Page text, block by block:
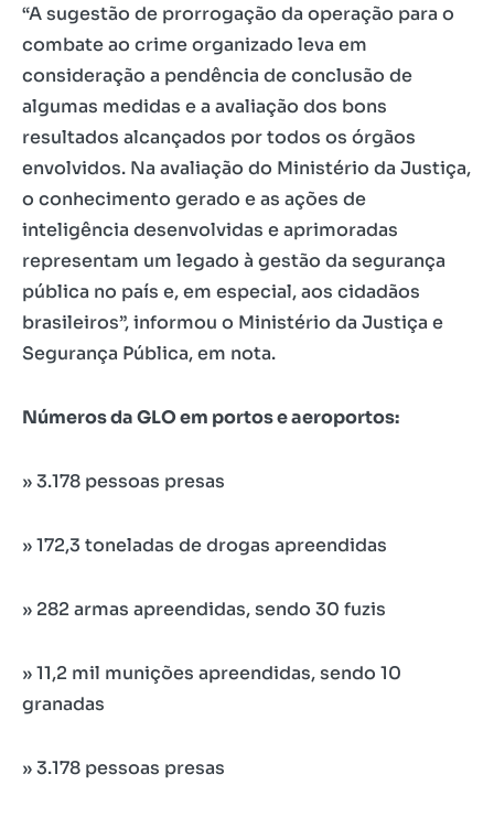
“A sugestão de prorrogação da operação para o
combate ao crime organizado leva em
consideração a pendência de conclusão de
algumas medidas e a avaliação dos bons
resultados alcançados por todos os órgãos
envolvidos. Na avaliação do Ministério da Justiça,
o conhecimento gerado e as ações de
inteligência desenvolvidas e aprimoradas
representam um legado à gestão da segurança
pública no país e, em especial, aos cidadãos
brasileiros”, informou o Ministério da Justiça e
Segurança Pública, em nota.
Números da GLO em portos e aeroportos:
» 3.178 pessoas presas
» 172,3 toneladas de drogas apreendidas
» 282 armas apreendidas, sendo 30 fuzis
» 11,2 mil munições apreendidas, sendo 10
granadas
» 3.178 pessoas presas